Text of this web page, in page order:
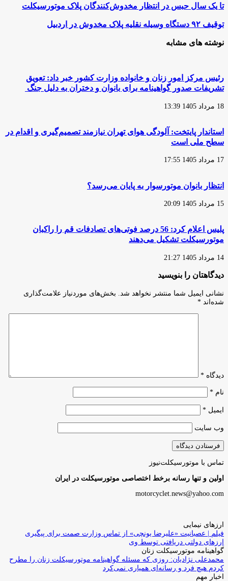
تا
سال
حبس
در
انتظار
موتورسیکلت
تا یک سال حبس در انتظار مخدوش‌کنندگان پلاک موتورسیکلت
توقیف
دستگاه
وسیله
مخدوش
در
اردبیل
توقیف ۹۲ دستگاه وسیله نقلیه پلاک مخدوش در اردبیل
نوشته های مشابه
رئیس مرکز امور زنان و خانواده وزارت کشور خبر داد: تعویق
تشریفات صدور گواهینامه برای بانوان و دختران به دلیل جنگ
18 مرداد 1405 13:39
استاندار پایتخت: آلودگی هوای تهران نیازمند تصمیم‌گیری و اقدام در
سطح ملی است
17 مرداد 1405 17:55
انتظار بانوان موتورسوار به پایان می‌رسد؟
15 مرداد 1405 20:09
پلیس اعلام کرد: 56 درصد فوتی‌های تصادفات قم را راکبان
موتورسیکلت تشکیل می‌دهند
14 مرداد 1405 21:27
دیدگاهتان را بنویسید
نشانی ایمیل شما منتشر نخواهد شد.
بخش‌های موردنیاز علامت‌گذاری
شده‌اند *
دیدگاه *
نام *
ایمیل *
وب‌ سایت
تماس با موتورسیکلت‌نیوز
اولین و تنها رسانه برخط اختصاصی موتورسیکلت در ایران
motorcyclet.news@yahoo.com
ارزهای نیمایی
فیلم | عصبانیت «علیرضا یونچی» از تماس وزارت صمت برای پیگیری
ارزهای دولتی دریافتی توسط وی
گواهینامه موتورسیکلت زنان
محمدعلی نژادیان: روزی که مسئله گواهینامه موتورسیکلت زنان را مطرح
کردم هیچ فرد و رسانه‌ای همیاری نمی‌کرد
اخبار مهم